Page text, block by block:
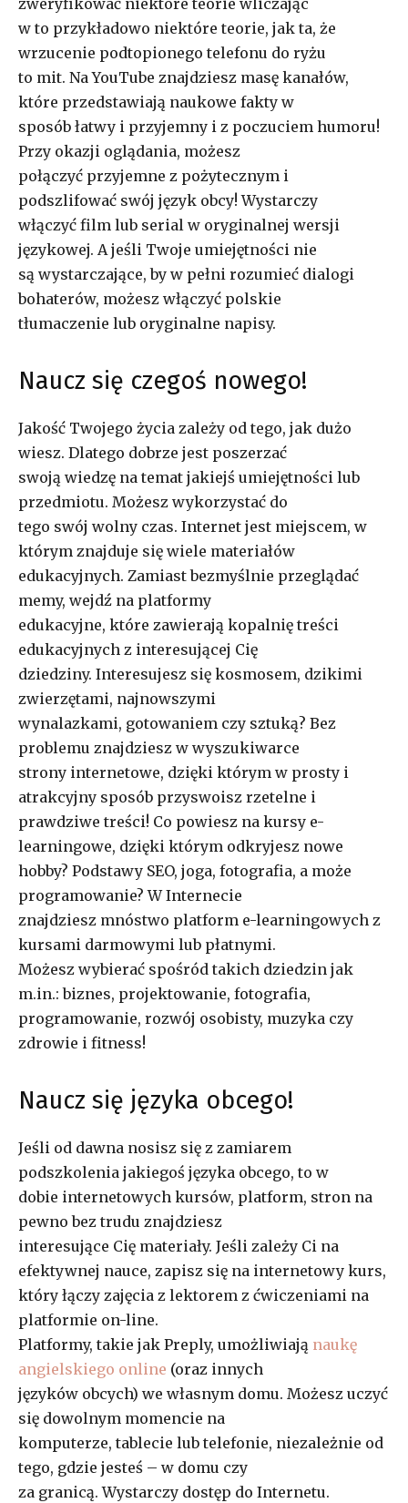
w to przykładowo niektóre teorie, jak ta, że
wrzucenie podtopionego telefonu do ryżu
to mit. Na YouTube znajdziesz masę kanałów,
które przedstawiają naukowe fakty w
sposób łatwy i przyjemny i z poczuciem humoru!
Przy okazji oglądania, możesz
połączyć przyjemne z pożytecznym i
podszlifować swój język obcy! Wystarczy
włączyć film lub serial w oryginalnej wersji
językowej. A jeśli Twoje umiejętności nie
są wystarczające, by w pełni rozumieć dialogi
bohaterów, możesz włączyć polskie
tłumaczenie lub oryginalne napisy.
Naucz się czegoś nowego!
Jakość Twojego życia zależy od tego, jak dużo
wiesz. Dlatego dobrze jest poszerzać
swoją wiedzę na temat jakiejś umiejętności lub
przedmiotu. Możesz wykorzystać do
tego swój wolny czas. Internet jest miejscem, w
którym znajduje się wiele materiałów
edukacyjnych. Zamiast bezmyślnie przeglądać
memy, wejdź na platformy
edukacyjne, które zawierają kopalnię treści
edukacyjnych z interesującej Cię
dziedziny. Interesujesz się kosmosem, dzikimi
zwierzętami, najnowszymi
wynalazkami, gotowaniem czy sztuką? Bez
problemu znajdziesz w wyszukiwarce
strony internetowe, dzięki którym w prosty i
atrakcyjny sposób przyswoisz rzetelne i
prawdziwe treści! Co powiesz na kursy e-
learningowe, dzięki którym odkryjesz nowe
hobby? Podstawy SEO, joga, fotografia, a może
programowanie? W Internecie
znajdziesz mnóstwo platform e-learningowych z
kursami darmowymi lub płatnymi.
Możesz wybierać spośród takich dziedzin jak
m.in.: biznes, projektowanie, fotografia,
programowanie, rozwój osobisty, muzyka czy
zdrowie i fitness!
Naucz się języka obcego!
Jeśli od dawna nosisz się z zamiarem
podszkolenia jakiegoś języka obcego, to w
dobie internetowych kursów, platform, stron na
pewno bez trudu znajdziesz
interesujące Cię materiały. Jeśli zależy Ci na
efektywnej nauce, zapisz się na internetowy kurs,
który łączy zajęcia z lektorem z ćwiczeniami na
platformie on-line.
Platformy, takie jak Preply, umożliwiają naukę
angielskiego online (oraz innych
języków obcych) we własnym domu. Możesz uczyć
się dowolnym momencie na
komputerze, tablecie lub telefonie, niezależnie od
tego, gdzie jesteś – w domu czy
za granicą. Wystarczy dostęp do Internetu.